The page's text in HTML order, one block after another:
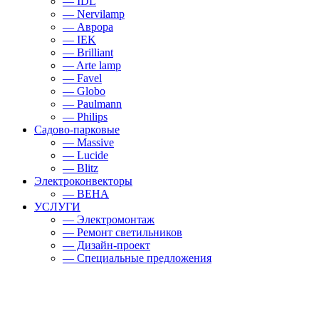
— Nervilamp
— Аврора
— IEK
— Brilliant
— Arte lamp
— Favel
— Globo
— Paulmann
— Philips
Садово-парковые
— Massive
— Lucide
— Blitz
Электроконвекторы
— BEHA
УСЛУГИ
— Электромонтаж
— Ремонт светильников
— Дизайн-проект
— Специальные предложения